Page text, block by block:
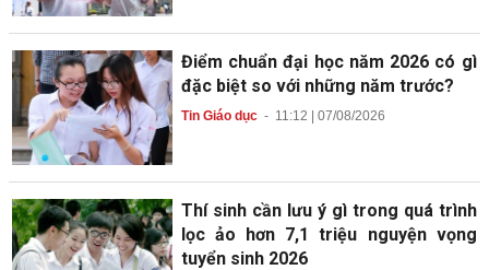
Điểm chuẩn đại học năm 2026 có gì
đặc biệt so với những năm trước?
Tin Giáo dục- 11:12 | 07/08/2026
Thí sinh cần lưu ý gì trong quá trình
lọc ảo hơn 7,1 triệu nguyện vọng
tuyển sinh 2026